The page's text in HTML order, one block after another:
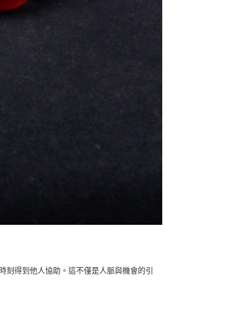
得到他人協助。這不僅是人脈與機會的引